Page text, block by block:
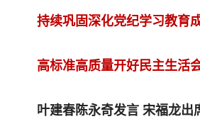
持续巩固深化党纪学习教育
高标准高质量开好民主生活
叶建春陈永奇发言 宋福龙出